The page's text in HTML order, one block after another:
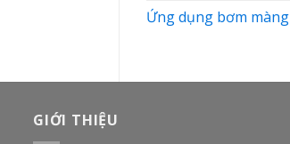
Ứng dụng bơm màng
GIỚI THIỆU